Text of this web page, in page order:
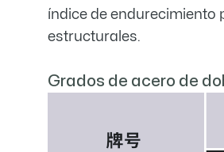
índice de endurecimiento
estructurales.
Grados de acero de